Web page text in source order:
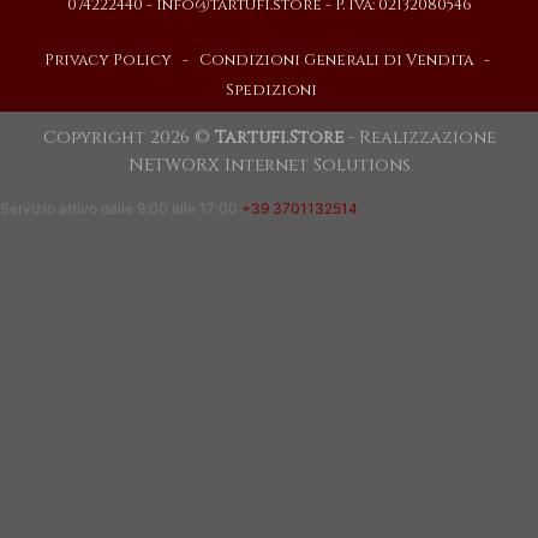
074222440 - info@tartufi.store - P. Iva: 02132080546
Privacy Policy - Condizioni Generali di Vendita-
Spedizioni
Copyright 2026 © Tartufi.Store- Realizzazione
NETWORX Internet Solutions
Servizio attivo dalle 9:00 alle 17:00 +39 3701132514